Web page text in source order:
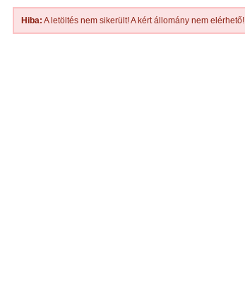
Hiba: A letöltés nem sikerült! A kért állomány nem elérhető!